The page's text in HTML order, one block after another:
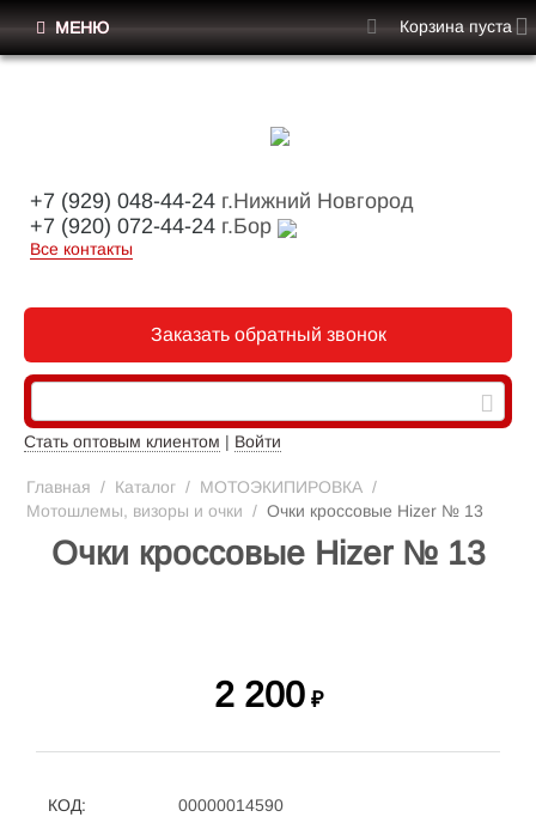
+7 (929) 048-44-24 г.Нижний Новгород
+7 (920) 072-44-24 г.Бор
Все контакты
Заказать обратный звонок
Стать оптовым клиентом | Войти
МЕНЮ Корзина пуста
Главная / Каталог / МОТОЭКИПИРОВКА /
Мотошлемы, визоры и очки / Очки кроссовые Hizer № 13
Очки кроссовые Hizer № 13
2 200 ₽
КОД:
00000014590